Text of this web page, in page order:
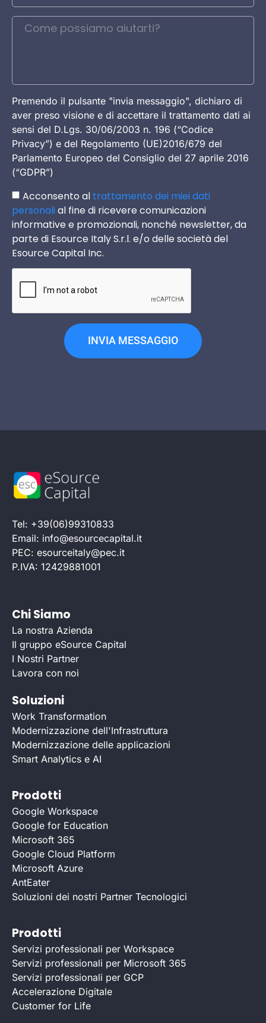
Premendo il pulsante "invia messaggio", dichiaro di
aver preso visione e di accettare il trattamento dati ai
sensi del D.Lgs. 30/06/2003 n. 196 (“Codice
Privacy”) e del Regolamento (UE)2016/679 del
Parlamento Europeo del Consiglio del 27 aprile 2016
(“GDPR”)
Acconsento al trattamento dei miei dati
personalial fine di ricevere comunicazioni
informative e promozionali, nonché newsletter, da
parte di Esource Italy S.r.l. e/o delle società del
Esource Capital Inc.
INVIA MESSAGGIO
Tel: +39(06)99310833
Email: info@esourcecapital.it
PEC: esourceitaly@pec.it
P.IVA: 12429881001
Chi Siamo
La nostra Azienda
Il gruppo eSource Capital
I Nostri Partner
Lavora con noi
Soluzioni
Work Transformation
Modernizzazione dell'Infrastruttura
Modernizzazione delle applicazioni
Smart Analytics e AI
Prodotti
Google Workspace
Google for Education
Microsoft 365
Google Cloud Platform
Microsoft Azure
AntEater
Soluzioni dei nostri Partner Tecnologici
Prodotti
Servizi professionali per Workspace
Servizi professionali per Microsoft 365
Servizi professionali per GCP
Accelerazione Digitale
Customer for Life